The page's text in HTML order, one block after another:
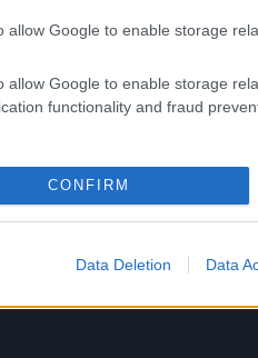
allow Google to enable storage
allow Google to enable storage
functionality and fraud
CONFIRM
Data Deletion Data
5 anni fa